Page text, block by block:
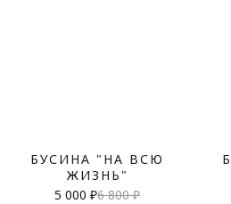
БУСИНА "НА ВСЮ
ЖИЗНЬ"
5 000 ₽6 800 ₽